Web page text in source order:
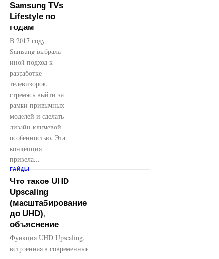
Samsung TVs
Lifestyle по
годам
В 2017 году
Samsung выбрала
иной подход к
разработке
телевизоров,
стремясь выйти за
рамки привычных
моделей и сделать
дизайн ключевой
особенностью. Эта
концепция
привела...
ГАЙДЫ
Что такое UHD
Upscaling
(масштабирование
до UHD),
объяснение
Функция UHD Upscaling,
встроенная в современные